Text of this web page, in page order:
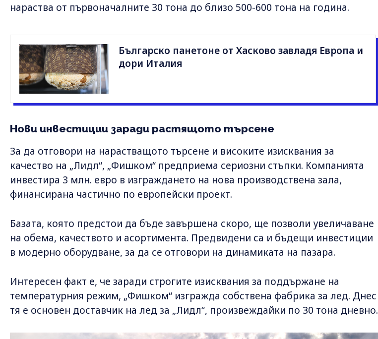
нараства от първоначалните 30 тона до близо 500-600 тона на година.
Българско панетоне от Хасково завладя Европа и
дори Италия
Нови инвестиции заради растящото търсене
За да отговори на нарастващото търсене и високите изисквания за
качество на „Лидл“, „Фишком“ предприема сериозни стъпки. Компанията
инвестира 3 млн. евро в изграждането на нова производствена зала,
финансирана частично по европейски проект.
Базата, която предстои да бъде завършена скоро, ще позволи увеличаване
на обема, качеството и асортимента. Предвидени са и бъдещи инвестиции
в модерно оборудване, за да се отговори на динамиката на пазара.
Интересен факт е, че заради строгите изисквания за поддържане на
температурния режим, „Фишком“ изгражда собствена фабрика за лед. Днес
тя е основен доставчик на лед за „Лидл“, произвеждайки по 30 тона дневно.